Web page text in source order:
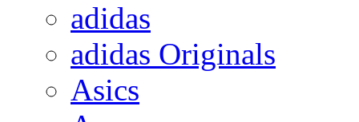
adidas
adidas Originals
Asics